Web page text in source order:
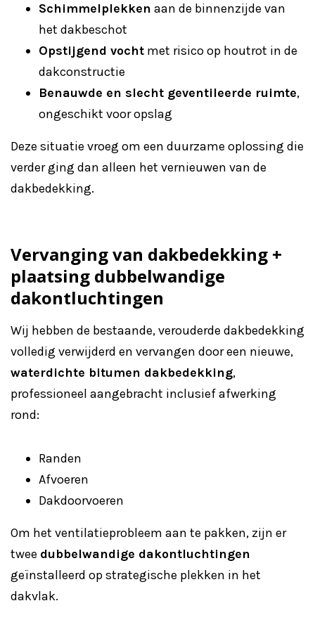
Schimmelplekken aan de binnenzijde van
het dakbeschot
Opstijgend vocht met risico op houtrot in de
dakconstructie
Benauwde en slecht geventileerde ruimte,
ongeschikt voor opslag
Deze situatie vroeg om een duurzame oplossing die
verder ging dan alleen het vernieuwen van de
dakbedekking.
Vervanging van dakbedekking +
plaatsing dubbelwandige
dakontluchtingen
Wij hebben de bestaande, verouderde dakbedekking
volledig verwijderd en vervangen door een nieuwe,
waterdichte bitumen dakbedekking,
professioneel aangebracht inclusief afwerking
rond:
Randen
Afvoeren
Dakdoorvoeren
Om het ventilatieprobleem aan te pakken, zijn er
twee dubbelwandige dakontluchtingen
geïnstalleerd op strategische plekken in het
dakvlak.